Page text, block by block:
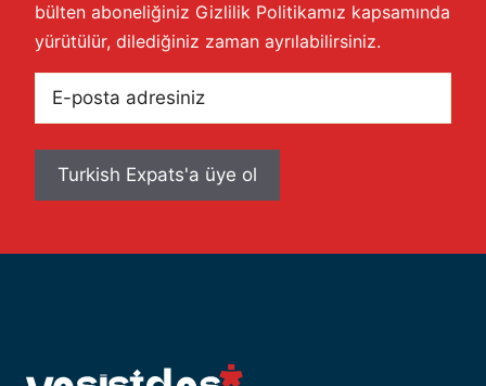
bülten aboneliğiniz Gizlilik Politikamız kapsamında
yürütülür, dilediğiniz zaman ayrılabilirsiniz.
posta
adresiniz